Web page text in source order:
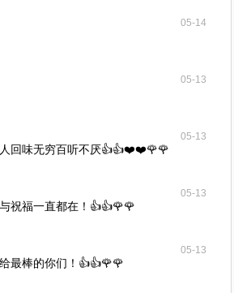
05-14
05-13
05-13
回味无穷百听不厌👍👍❤️❤️🌹🌹
05-13
祝福一直都在！👍👍🌹🌹
05-13
最棒的你们！👍👍🌹🌹